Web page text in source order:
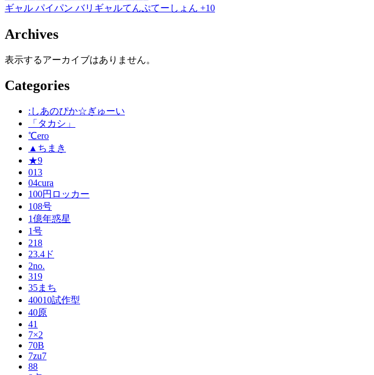
ギャル パイパン バリギャルてんぷてーしょん +10
Archives
表示するアーカイブはありません。
Categories
:しあのぴか☆ぎゅーい
「タカシ」
℃ero
▲ちまき
★9
013
04cura
100円ロッカー
108号
1億年惑星
1号
218
23.4ド
2no.
319
35まち
40010試作型
40原
41
7×2
70B
7zu7
88